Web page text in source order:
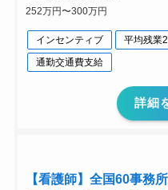
252万円〜300万円
インセンティブ 平均残業
通勤交通費支給
詳細
【看護師】全国60事務